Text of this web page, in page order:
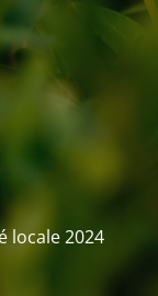
locale 2024